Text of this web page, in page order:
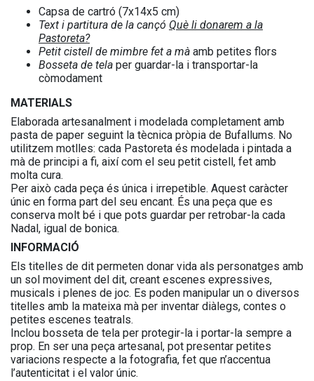
Capsa de cartró (7x14x5 cm)
Text i partitura de la cançó Què li donarem a la
Pastoreta?
Petit cistell de mimbre fet a mà amb petites flors
Bosseta de tela per guardar-la i transportar-la
còmodament
MATERIALS
Elaborada artesanalment i modelada completament amb
pasta de paper seguint la tècnica pròpia de Bufallums. No
utilitzem motlles: cada Pastoreta és modelada i pintada a
mà de principi a fi, així com el seu petit cistell, fet amb
molta cura.
Per això cada peça és única i irrepetible. Aquest caràcter
únic en forma part del seu encant. És una peça que es
conserva molt bé i que pots guardar per retrobar-la cada
Nadal, igual de bonica.
INFORMACIÓ
Els titelles de dit permeten donar vida als personatges amb
un sol moviment del dit, creant escenes expressives,
musicals i plenes de joc. Es poden manipular un o diversos
titelles amb la mateixa mà per inventar diàlegs, contes o
petites escenes teatrals.
Inclou bosseta de tela per protegir-la i portar-la sempre a
prop. En ser una peça artesanal, pot presentar petites
variacions respecte a la fotografia, fet que n’accentua
l’autenticitat i el valor únic.